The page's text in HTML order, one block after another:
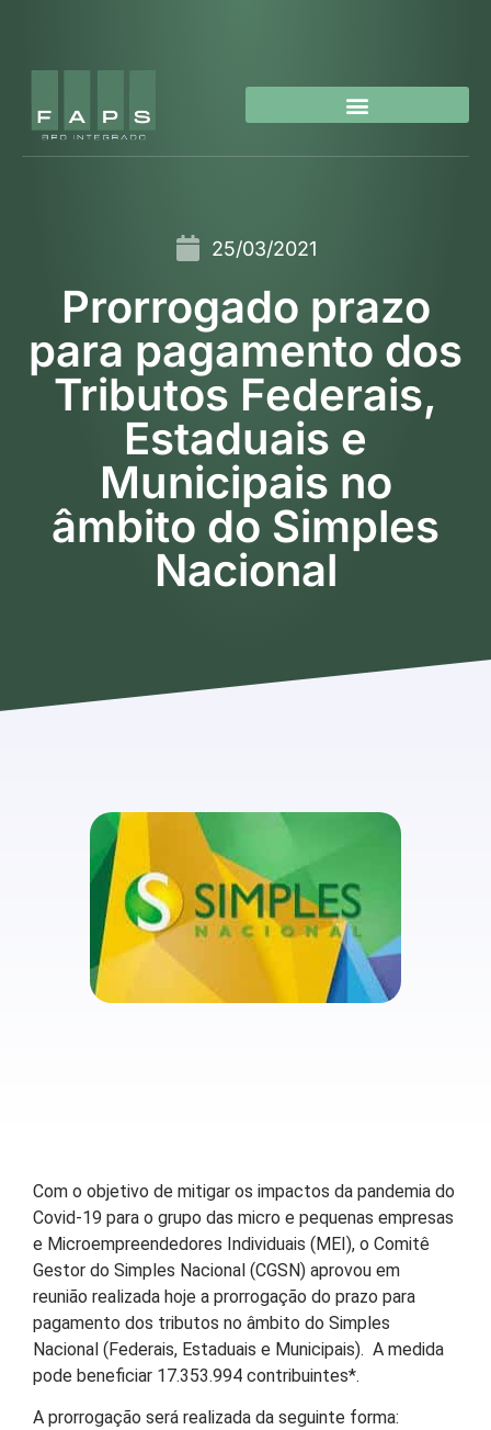
25/03/2021
Prorrogado prazo
para pagamento dos
Tributos Federais,
Estaduais e
Municipais no
âmbito do Simples
Nacional
Com o objetivo de mitigar os impactos da pandemia do
Covid-19 para o grupo das micro e pequenas empresas
e Microempreendedores Individuais (MEI), o Comitê
Gestor do Simples Nacional (CGSN) aprovou em
reunião realizada hoje a prorrogação do prazo para
pagamento dos tributos no âmbito do Simples
Nacional (Federais, Estaduais e Municipais). A medida
pode beneficiar 17.353.994 contribuintes*.
A prorrogação será realizada da seguinte forma: